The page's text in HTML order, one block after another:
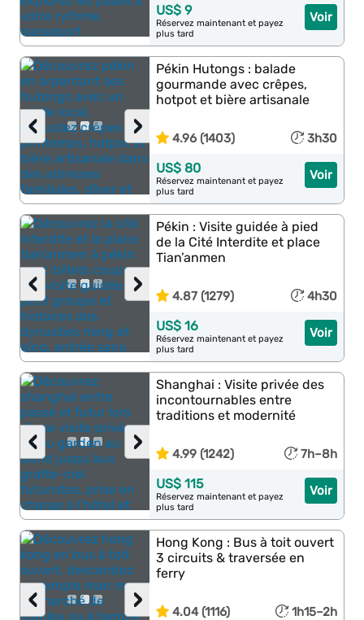
Voir
US$ 9
Réservez maintenant et payez
plus tard
›
‹
Pékin Hutongs : balade
gourmande avec crêpes,
hotpot et bière artisanale
4.96 (1403) 3h30
Voir
US$ 80
Réservez maintenant et payez
plus tard
›
‹
Pékin : Visite guidée à pied
de la Cité Interdite et place
Tian’anmen
4.87 (1279) 4h30
Voir
US$ 16
Réservez maintenant et payez
plus tard
›
‹
Shanghai : Visite privée des
incontournables entre
traditions et modernité
4.99 (1242) 7h–8h
Voir
US$ 115
Réservez maintenant et payez
plus tard
›
‹
Hong Kong : Bus à toit ouvert
3 circuits & traversée en
ferry
4.04 (1116) 1h15–2h